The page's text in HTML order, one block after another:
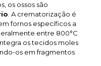
os ossos são
. A crematorização é
fornos específicos a
entre 800°C
os tecidos moles
os em fragmentos